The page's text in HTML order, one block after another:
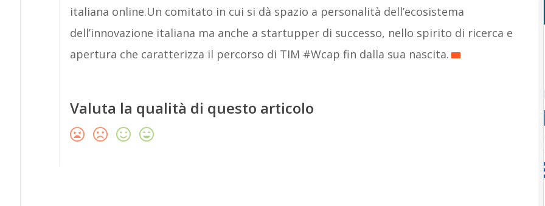
italiana online.Un comitato in cui si dà spazio a personalità dell’ecosistema
dell’innovazione italiana ma anche a startupper di successo, nello spirito di ricerca e
apertura che caratterizza il percorso di TIM #Wcap fin dalla sua nascita.
Valuta la qualità di questo articolo